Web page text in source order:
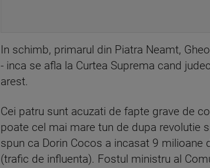
In schimb, primarul din Piatra Neamt,
- inca se afla la Curtea Suprema cand
arest.
Cei patru sunt acuzati de fapte grave de
poate cel mai mare tun de dupa revolutie
spun ca Dorin Cocos a incasat 9 milioane
(trafic de influenta). Fostul ministru al